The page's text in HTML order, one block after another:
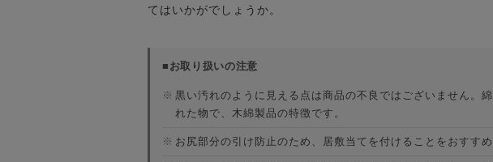
てはいかがでしょうか。
■お取り扱いの注意
※ 黒い汚れのように見える点は商品の不良ではございません。
れた物で、木綿製品の特徴です。
※ お尻部分の引け防止のため、居敷当てを付けることをおすすめ